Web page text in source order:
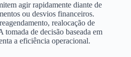
agir rapidamente diante de
ou desvios financeiros.
realocação de
tomada de decisão baseada em
a eficiência operacional.